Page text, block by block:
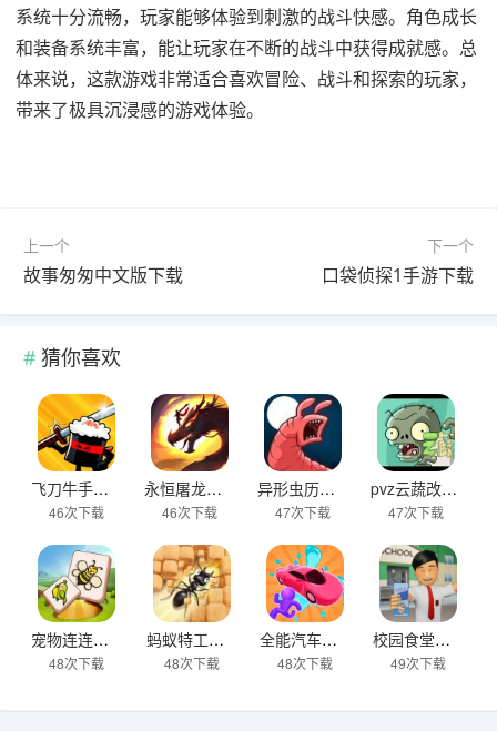
系统十分流畅，玩家能够体验到刺激的战斗快感。角色成长
和装备系统丰富，能让玩家在不断的战斗中获得成就感。总
体来说，这款游戏非常适合喜欢冒险、战斗和探索的玩家，
带来了极具沉浸感的游戏体验。
上一个
故事匆匆中文版下载
下一个
口袋侦探1手游下载
猜你喜欢
飞刀牛手中文版下载
46次下载
永恒屠龙传奇大极品游戏下载
46次下载
异形虫历险记2下载
47次下载
pvz云蔬改版下载
47次下载
宠物连连看之星星消灭下载
48次下载
蚂蚁特工队下载
48次下载
全能汽车小子下载
48次下载
校园食堂模拟器手游下载
49次下载